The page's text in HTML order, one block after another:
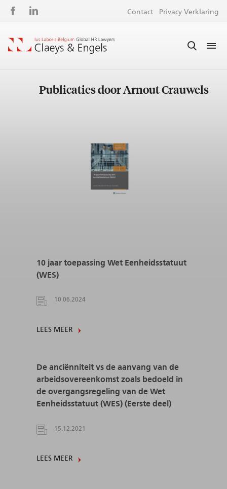
Social
Contact Privacy Verklaring
Publicaties door Arnout Crauwels
10 jaar toepassing Wet Eenheidsstatuut
(WES)
10.06.2024
LEES MEER
De anciënniteit vs de aanvang van de
arbeidsovereenkomst zoals bedoeld in
de overgangsregeling van de Wet
Eenheidsstatuut (WES) (Eerste deel)
15.12.2021
LEES MEER